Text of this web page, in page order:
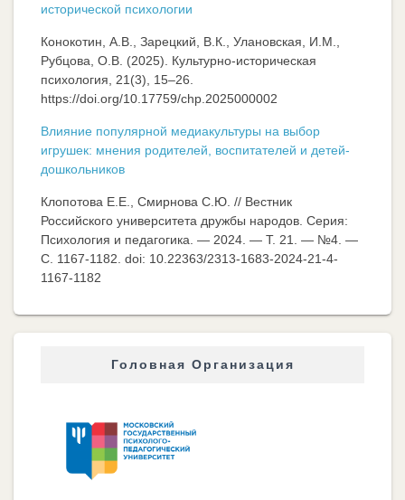
исторической психологии
Конокотин, А.В., Зарецкий, В.К., Улановская, И.М.,
Рубцова, О.В. (2025). Культурно-историческая
психология, 21(3), 15–26.
https://doi.org/10.17759/chp.2025000002
Влияние популярной медиакультуры на выбор
игрушек: мнения родителей, воспитателей и детей-
дошкольников
Клопотова Е.Е., Смирнова С.Ю. // Вестник
Российского университета дружбы народов. Серия:
Психология и педагогика. — 2024. — Т. 21. — №4. —
C. 1167-1182. doi: 10.22363/2313-1683-2024-21-4-
1167-1182
Головная Организация